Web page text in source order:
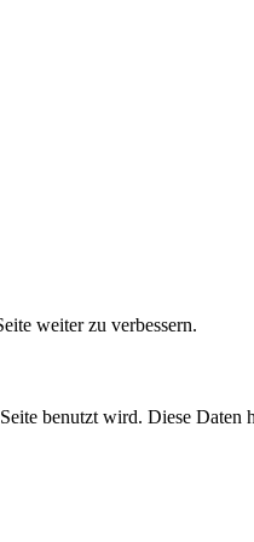
weiter zu verbessern.
benutzt wird. Diese Daten